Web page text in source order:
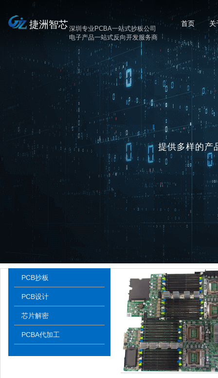
首页 关
深圳专业PCBA一站式抄板公司
电子产品一站式反向开发服务商
捷洲智芯
提供多样的产
PCB抄板
PCB设计
芯片解密
PCBA代加工